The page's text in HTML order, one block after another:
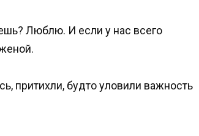
Люблю. И если у нас всего
притихли, будто уловили важность